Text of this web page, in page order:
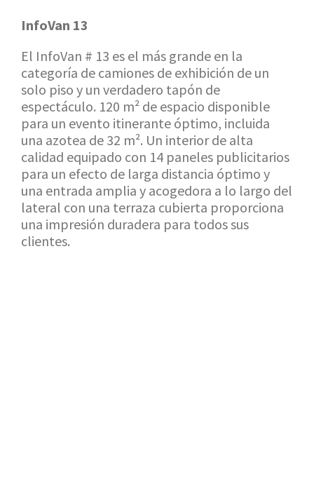
InfoVan 13
El InfoVan # 13 es el más grande en la
categoría de camiones de exhibición de un
solo piso y un verdadero tapón de
espectáculo. 120 m² de espacio disponible
para un evento itinerante óptimo, incluida
una azotea de 32 m². Un interior de alta
calidad equipado con 14 paneles publicitarios
para un efecto de larga distancia óptimo y
una entrada amplia y acogedora a lo largo del
lateral con una terraza cubierta proporciona
una impresión duradera para todos sus
clientes.